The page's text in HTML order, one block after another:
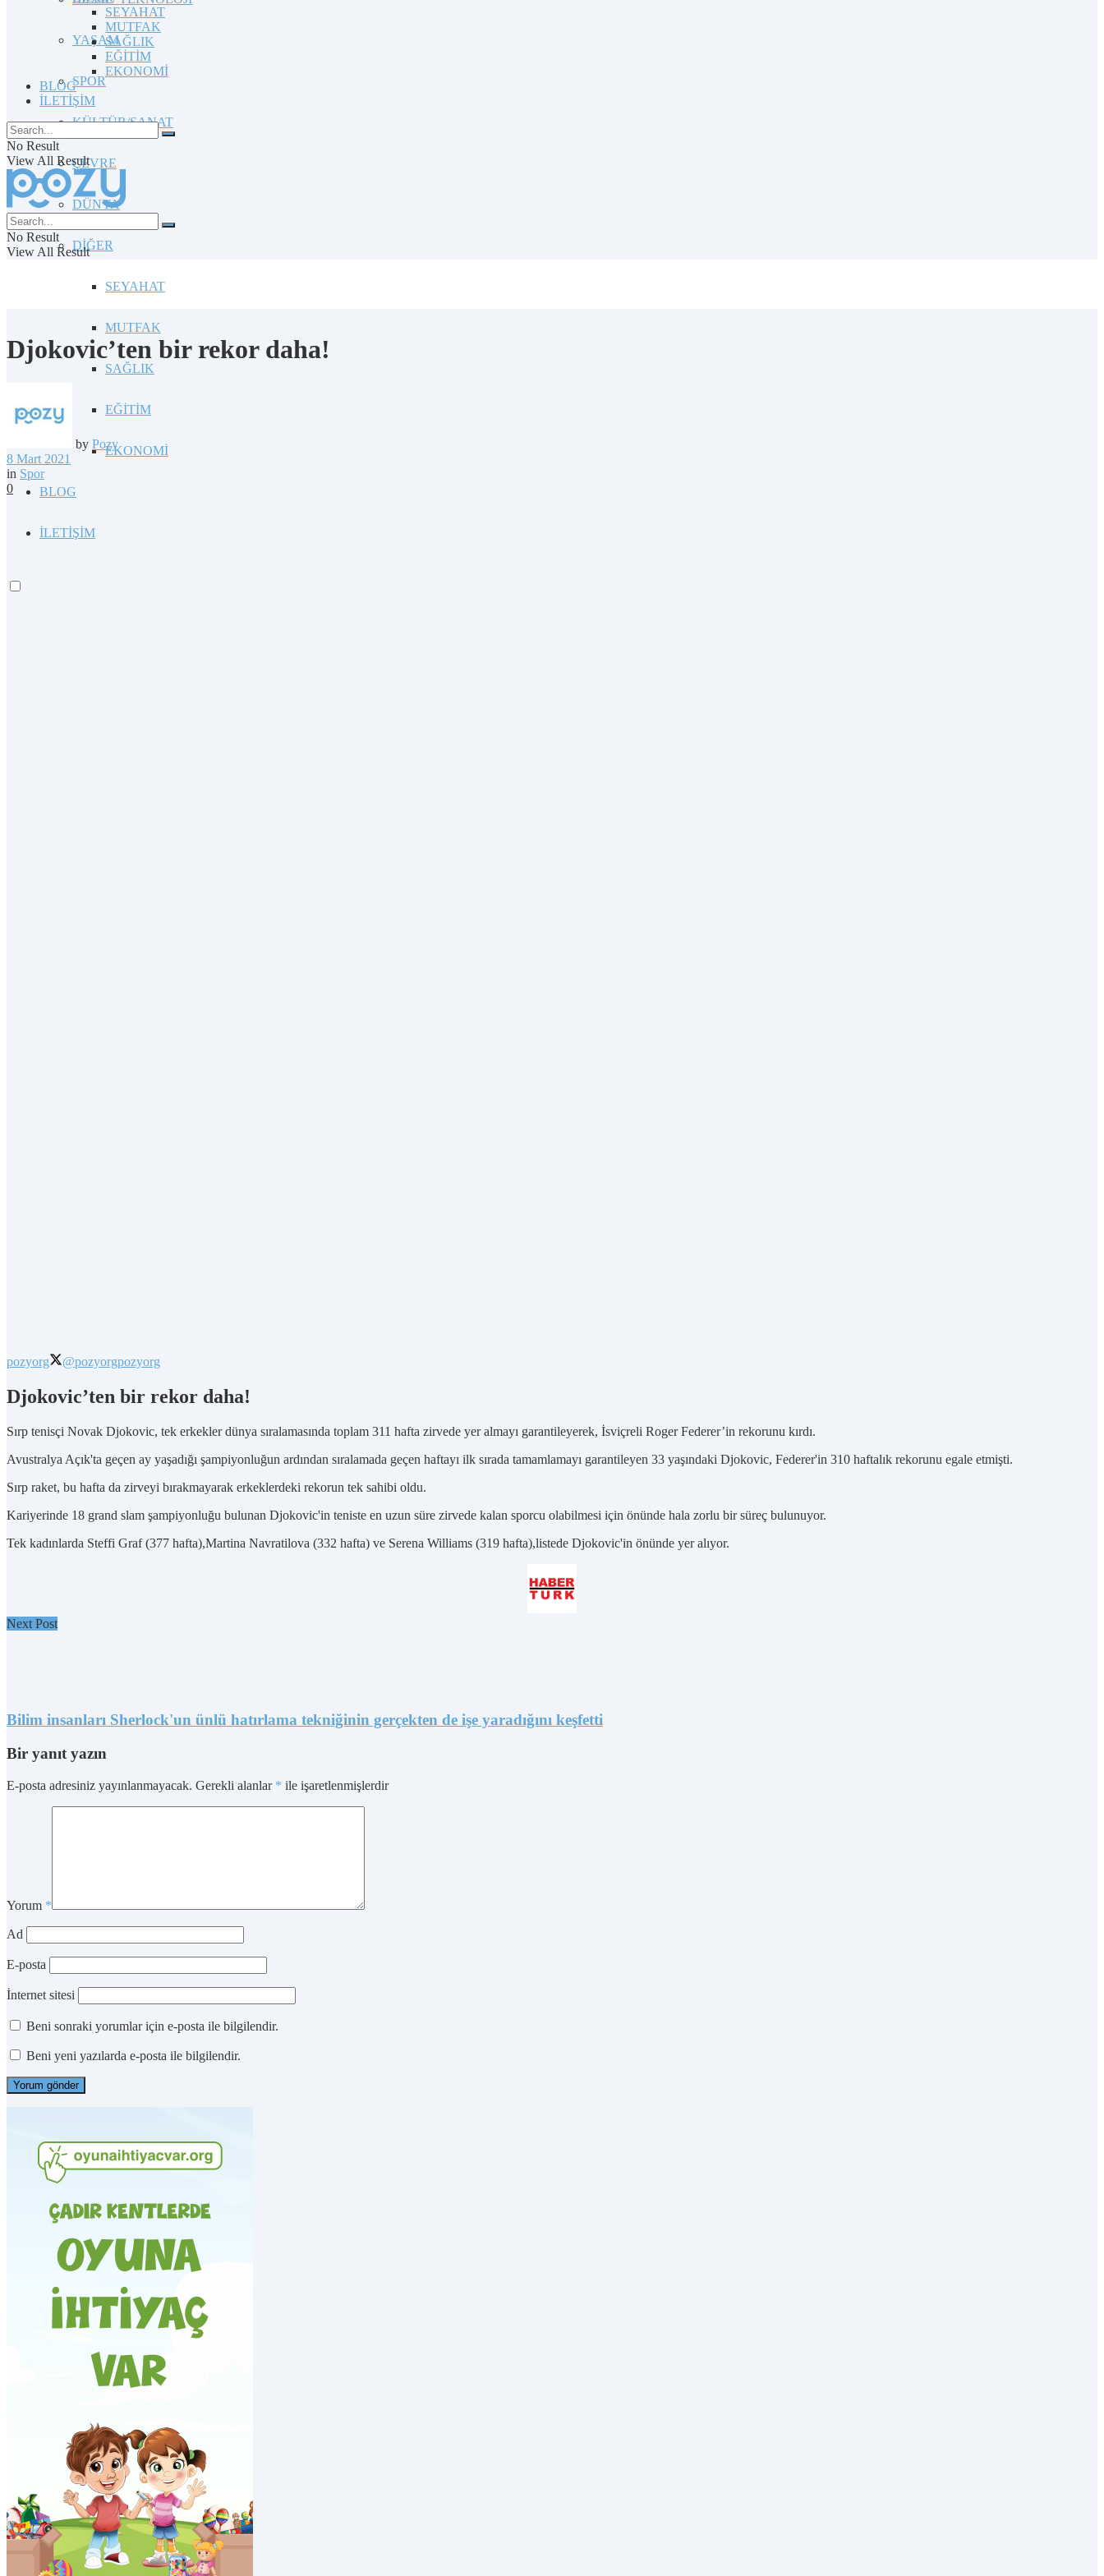
YAŞAM
SPOR
KÜLTÜR/SANAT
ÇEVRE
DÜNYA
DİĞER
SEYAHAT
MUTFAK
SAĞLIK
EĞİTİM
EKONOMİ
BLOG
İLETİŞİM
SEYAHAT
MUTFAK
SAĞLIK
EĞİTİM
EKONOMİ
BLOG
İLETİŞİM
No Result
View All Result
No Result
View All Result
Djokovic’ten bir rekor daha!
by Pozy
8 Mart 2021
in Spor
0
pozyorg @pozyorgpozyorg
Djokovic’ten bir rekor daha!
Sırp tenisçi Novak Djokovic, tek erkekler dünya sıralamasında toplam 311 hafta zirvede yer almayı garantileyerek, İsviçreli Roger Federer’in rekorunu kırdı.
Avustralya Açık'ta geçen ay yaşadığı şampiyonluğun ardından sıralamada geçen haftayı ilk sırada tamamlamayı garantileyen 33 yaşındaki Djokovic, Federer'in 310 haftalık rekorunu egale etmişti.
Sırp raket, bu hafta da zirveyi bırakmayarak erkeklerdeki rekorun tek sahibi oldu.
Kariyerinde 18 grand slam şampiyonluğu bulunan Djokovic'in teniste en uzun süre zirvede kalan sporcu olabilmesi için önünde hala zorlu bir süreç bulunuyor.
Tek kadınlarda Steffi Graf (377 hafta),Martina Navratilova (332 hafta) ve Serena Williams (319 hafta),listede Djokovic'in önünde yer alıyor.
Next Post
Bilim insanları Sherlock'un ünlü hatırlama tekniğinin gerçekten de işe yaradığını keşfetti
Bir yanıt yazın
E-posta adresiniz yayınlanmayacak. Gerekli alanlar * ile işaretlenmişlerdir
Yorum *
Ad
E-posta
İnternet sitesi
Beni sonraki yorumlar için e-posta ile bilgilendir.
Beni yeni yazılarda e-posta ile bilgilendir.